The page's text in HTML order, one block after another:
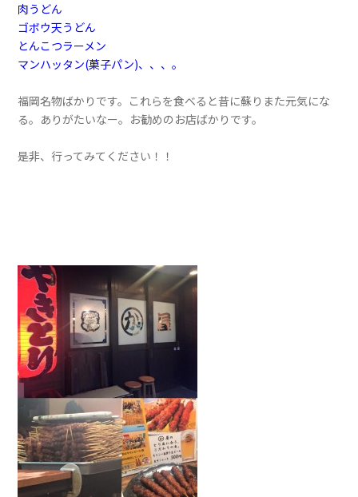
肉うどん
ゴボウ天うどん
とんこつラーメン
マンハッタン(菓子パン)、、、。
福岡名物ばかりです。これらを食べると昔に蘇りまた元気にな
る。ありがたいなー。お勧めのお店ばかりです。
是非、行ってみてください！！